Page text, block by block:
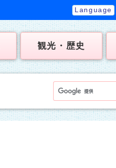
Language
観光・歴史